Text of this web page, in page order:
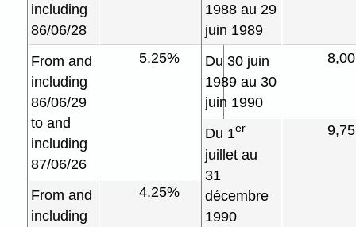
including
86/06/28
From and
including
86/06/29
to and
including
87/06/26
5.25%
From and
including
4.25%
1988 au 29
juin 1989
Du 30 juin
1989 au 30
juin 1990
Du 1er
juillet au
31
décembre
1990